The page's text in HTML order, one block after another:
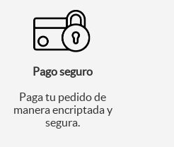
Pago seguro
Paga tu pedido de
manera encriptada y
segura.